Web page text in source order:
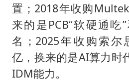
置；2018年收购
来的是PCB“软硬通吃
名；2025年收购索
亿，换来的是AI算力时
IDM能力。